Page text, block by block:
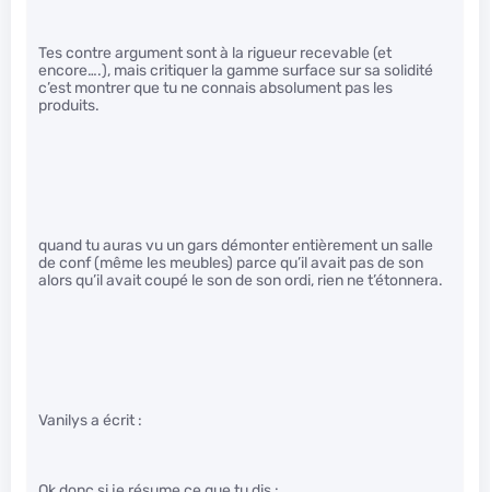
Tes contre argument sont à la rigueur recevable (et
encore….), mais critiquer la gamme surface sur sa solidité
c’est montrer que tu ne connais absolument pas les
produits.
quand tu auras vu un gars démonter entièrement un salle
de conf (même les meubles) parce qu’il avait pas de son
alors qu’il avait coupé le son de son ordi, rien ne t’étonnera.
Vanilys a écrit :